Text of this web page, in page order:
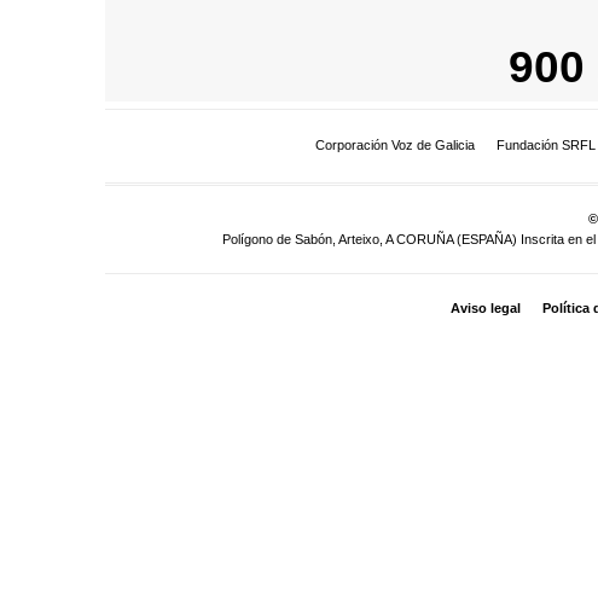
900
Corporación Voz de Galicia Fundación SRFL
Polígono de Sabón, Arteixo, A CORUÑA (ESPAÑA) Inscrita en
Aviso legal Política